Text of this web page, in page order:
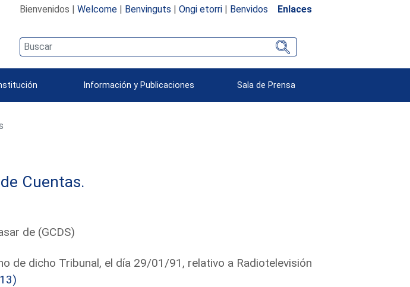
Bienvenidos | Welcome| Benvinguts | Ongi etorri| Benvidos Enlaces
Información y Publicaciones Sala de Prensa
Cuentas.
de (GCDS)
de dicho Tribunal, el día 29/01/91, relativo a Radiotelevisión